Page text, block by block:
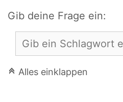
Gib deine Frage ein:
C Alles einklappen